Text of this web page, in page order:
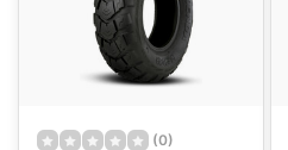
(0)